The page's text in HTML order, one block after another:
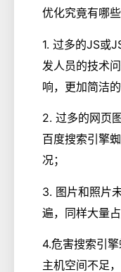
优化究竟有哪些
1. 过多的JS或
发人员的技术
响，更加简洁
2. 过多的网页
百度搜索引擎
况；
3. 图片和照片
遍，同样大量
4.危害搜索引
主机空间不足